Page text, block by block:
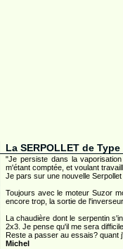
La SERPOLLET de
"Je persiste dans la
m'étant comptée, et voulant
Je pars sur une nouvelle
Toujours avec le moteur Suzor
encore trop, la sortie de
La chaudière dont le serpentin
2x3. Je pense qu'il me sera
Reste a passer au essais? quant
Michel